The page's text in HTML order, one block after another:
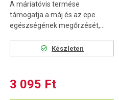
A máriatövis termése
támogatja a máj és az epe
egészségének megőrzését,...
Készleten
3 095 Ft